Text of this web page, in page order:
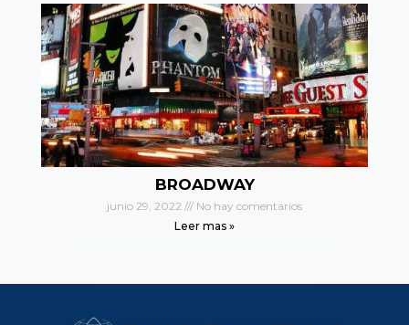
BROADWAY
junio 29, 2022
No hay comentarios
Leer mas »